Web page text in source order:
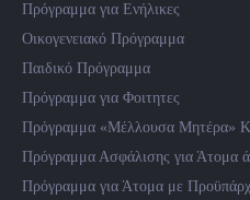
Πρόγραμμα για Ενήλικες
Οικογενειακό Πρόγραμμα
Παιδικό Πρόγραμμα
Πρόγραμμα για Φοιτητες
Πρόγραμμα «Μέλλουσα Μητέρα»
Πρόγραμμα Ασφάλισης για Άτομα
Πρόγραμμα για Άτομα με